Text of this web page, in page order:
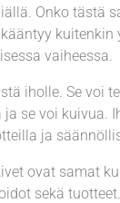
Onko tästä
vaiheessa.
iholle. Se voi
se voi kuivua.
ja
ovat samat
sekä tuotteet.